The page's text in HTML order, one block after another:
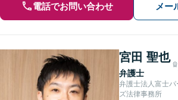
電話でお問い合わせ メー
宮田 聖也
弁護士
弁護士法人富士
ズ法律事務所